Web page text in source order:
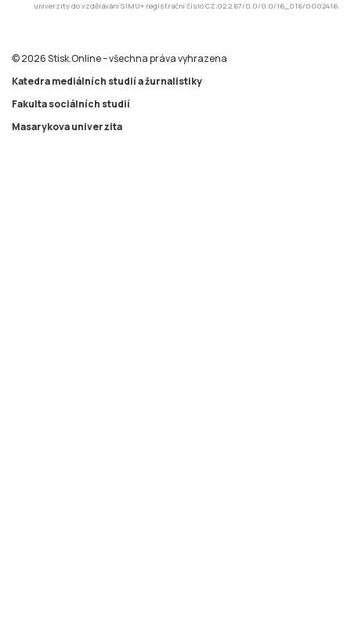
univerzity do vzdělávání SIMU+ registrační číslo CZ.02.2.67/0.0/0.0/16_016/0002416.
© 2026 Stisk.Online – všechna práva vyhrazena
Katedra mediálních studií a žurnalistiky
Fakulta sociálních studií
Masarykova univerzita